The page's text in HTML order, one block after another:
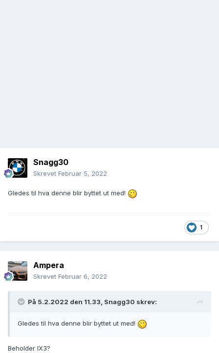
Snagg30
Skrevet Februar 5, 2022
Gledes til hva denne blir byttet ut med!
1
Ampera
Skrevet Februar 6, 2022
På 5.2.2022 den 11.33, Snagg30 skrev:
Gledes til hva denne blir byttet ut med!
Beholder IX3?